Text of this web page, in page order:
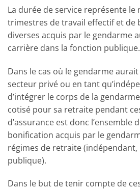
La durée de service représente le
trimestres de travail effectif et de
diverses acquis par le gendarme
carrière dans la fonction publique.
Dans le cas où le gendarme
secteur privé ou en tant
d’intégrer le corps de la
cotisé pour sa retraite pendant
d’assurance est donc l’ensemble
bonification acquis par le
régimes de retraite
publique).
Dans le but de tenir compte de